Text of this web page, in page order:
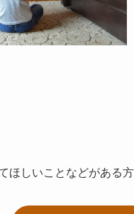
ほしいことなどがある